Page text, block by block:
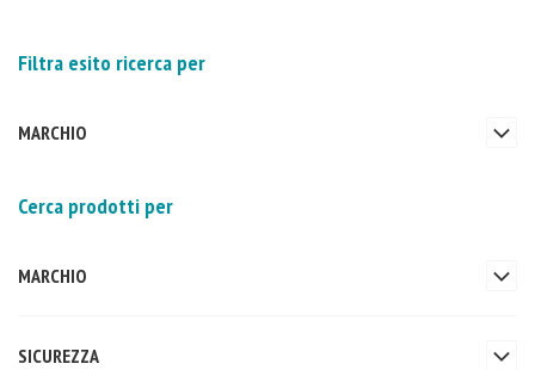
Filtra esito ricerca per
MARCHIO
Cerca prodotti per
MARCHIO
SICUREZZA